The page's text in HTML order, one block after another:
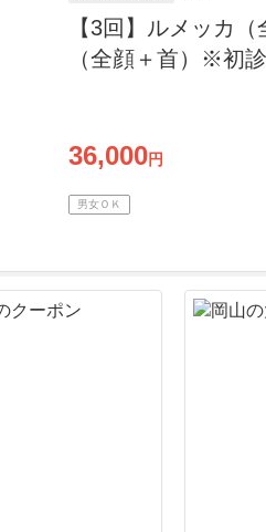
【3回】ルメッカ
（全顔＋首）※初
36,000円
男女ＯＫ